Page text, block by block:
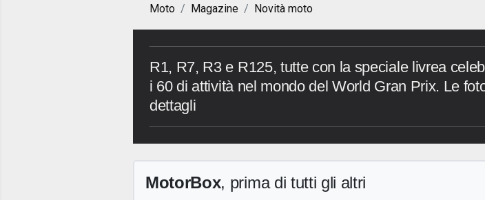
Moto Magazine Novità moto
R1, R7, R3 e R125, tutte con la speciale livrea
i 60 di attività nel mondo del World Gran Prix. Le
dettagli
MotorBox, prima di tutti gli altri